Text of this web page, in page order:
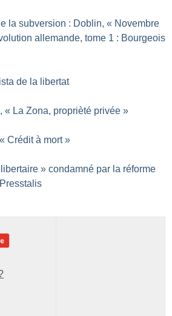
la subversion : Doblin, « Novembre
allemande, tome 1 : Bourgeois
de la libertat
« La Zona, proprièté privée »
Crédit à mort »
» condamné par la réforme